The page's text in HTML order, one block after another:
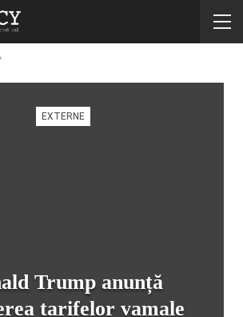
EXTERNE
Trump anunță
tarifelor vamale